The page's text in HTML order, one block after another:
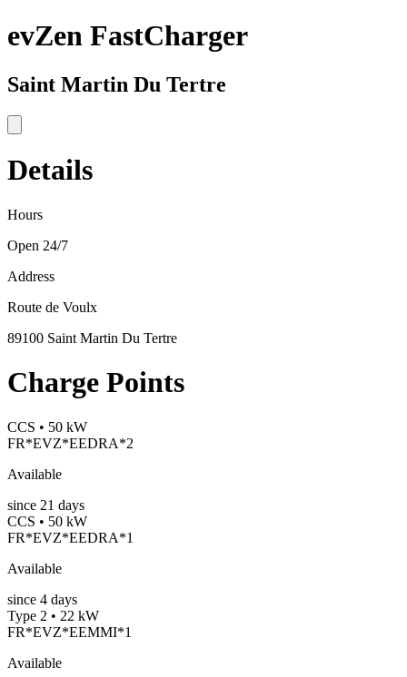
evZen FastCharger
Saint Martin Du Tertre
Details
Hours
Open 24/7
Address
Route de Voulx
89100 Saint Martin Du Tertre
Charge Points
CCS • 50 kW
FR*EVZ*EEDRA*2
Available
since 21 days
CCS • 50 kW
FR*EVZ*EEDRA*1
Available
since 4 days
Type 2 • 22 kW
FR*EVZ*EEMMI*1
Available